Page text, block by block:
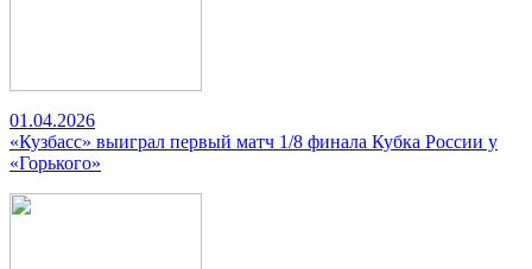
01.04.2026
«Кузбасс» выиграл первый матч 1/8 финала Кубка России у
«Горького»